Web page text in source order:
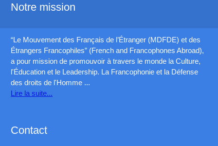
Notre mission
“Le Mouvement des Français de l’Étranger (MDFDE) et des
Étrangers Francophiles” (French and Francophones Abroad),
a pour mission de promouvoir à travers le monde la Culture,
l'Éducation et le Leadership. La Francophonie et la Défense
des droits de l'Homme ...
Lire la suite...
Contact